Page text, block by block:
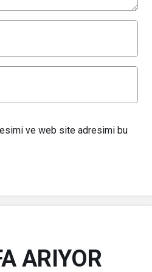
ve web site adresimi bu
ARIYOR